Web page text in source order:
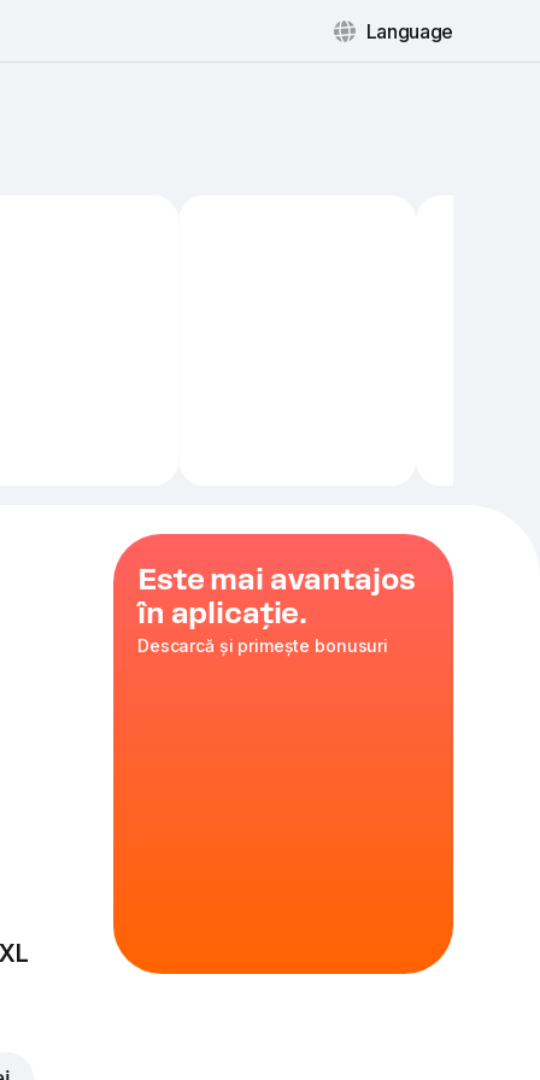
Language
Este mai avantajos
în aplicație.
Descarcă și primește bonusuri